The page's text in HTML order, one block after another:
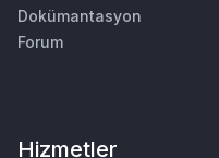
Dokümantasyon
Forum
Hizmetler